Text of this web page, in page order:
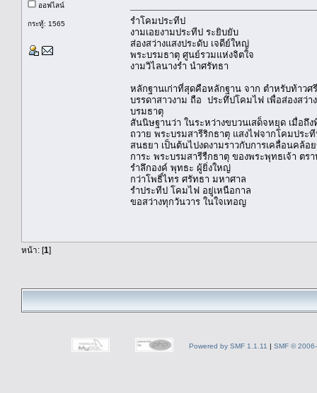
ออฟไลน์
กระทู้: 1565
รำโคมประทีป
งามเอยงามประทีป ระยิบยับ
ส่องสว่างแสงประดับ เจดีย์ใหญ่
พระบรมธาตุ ศูนย์รวมแห่งจิตใจ
งามวิไลนางรำ นำศรัทธา
หลักฐานเก่าที่สุดคือหลักฐาน จาก ตำหรับท้าว
บรรดาสาวงาม ถือ ประทึปโคมไฟ เพื่อส่องสว่
บรมธาตุ
สันนิษฐานว่า ในระหว่างขบวนเสด็จหยุด เมื่อถึ
ถวาย พระบรมสารีริกธาตุ แสงไฟจากโคมประ
สนธยา เป็นต้นไปงดงามราวกับการเคลื่อนคล้อ
การะ พระบรมสารีรืกธาตุ ของพระพุทธเจ้า ต
รำลึกองค์ พุทธะ ผู้ยิ่งใหญ่
กว่าโพธิ์ไทร ศรัทธา มหาศาล
รำประทีป โคมไฟ อยู่เหนือกาล
ขอสว่างทุกวันวาร ในใจเทอญ
หน้า: [1]
Powered by SMF 1.1.11 | SMF ©